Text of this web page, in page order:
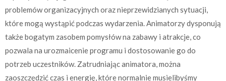
problemów organizacyjnych oraz nieprzewidzianych sytuacji,
które mogą wystąpić podczas wydarzenia. Animatorzy dysponują
także bogatym zasobem pomysłów na zabawy i atrakcje, co
pozwala na urozmaicenie programu i dostosowanie go do
potrzeb uczestników. Zatrudniając animatora, można
zaoszczędzić czas i energię, które normalnie musielibyśmy